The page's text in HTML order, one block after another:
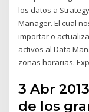
los datos a
Manager. El cual
importar o
activos al Data
zonas horarias.
3 Abr
de los